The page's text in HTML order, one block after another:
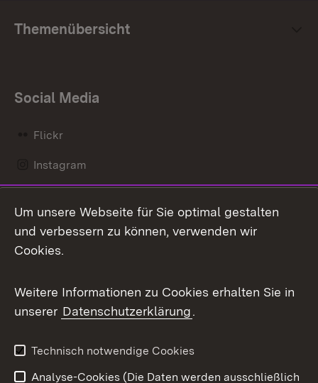
Themenübersicht
Social Media
Flickr
Instagram
Mastodon
Messenger
Social Wall
X / Twitter
Youtube
Um unsere Webseite für Sie optimal gestalten
und verbessern zu können, verwenden wir
Cookies.
Weitere Informationen zu Cookies erhalten Sie in
unserer Datenschutzerklärung.
Technisch notwendige Cookies
Analyse-Cookies (Die Daten werden ausschließlich